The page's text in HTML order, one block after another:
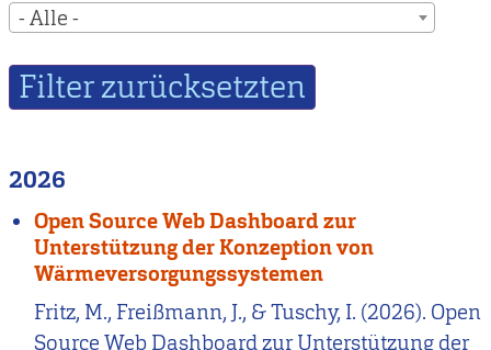
- Alle -
2026
Open Source Web Dashboard zur
Unterstützung der Konzeption von
Wärmeversorgungssystemen
Fritz, M., Freißmann, J., & Tuschy, I. (2026). Open
Source Web Dashboard zur Unterstützung der